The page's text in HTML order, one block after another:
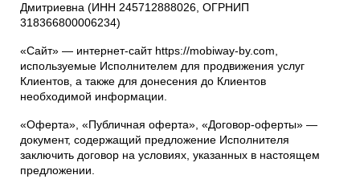
Дмитриевна (ИНН 245712888026, ОГРНИП
318366800006234)
«Сайт» — интернет-сайт https://mobiway-by.com,
используемые Исполнителем для продвижения услуг
Клиентов, а также для донесения до Клиентов
необходимой информации.
«Оферта», «Публичная оферта», «Договор-оферты» —
документ, содержащий предложение Исполнителя
заключить договор на условиях, указанных в настоящем
предложении.